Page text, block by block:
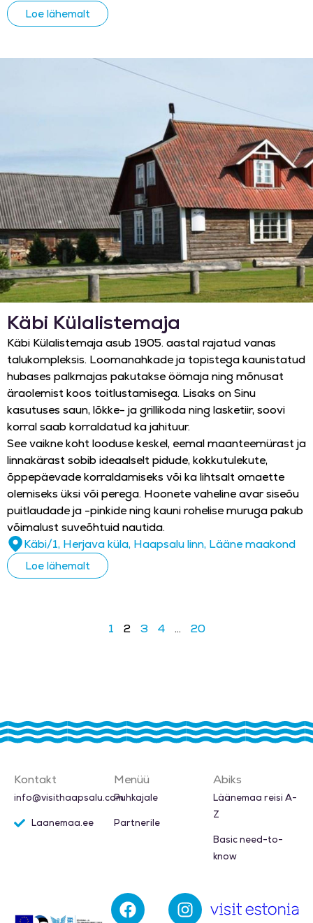
Loe lähemalt
Käbi Külalistemaja
Käbi Külalistemaja asub 1905. aastal rajatud vanas
talukompleksis. Loomanahkade ja topistega kaunistatud
hubases palkmajas pakutakse öömaja ning mõnusat
äraolemist koos toitlustamisega. Lisaks on Sinu
kasutuses saun, lõkke- ja grillikoda ning lasketiir, soovi
korral saab korraldatud ka jahituur.
See vaikne koht looduse keskel, eemal maanteemürast ja
linnakärast sobib ideaalselt pidude, kokkutulekute,
õppepäevade korraldamiseks või ka lihtsalt omaette
olemiseks üksi või perega. Hoonete vaheline avar siseõu
puitlaudade ja -pinkide ning kauni rohelise muruga pakub
võimalust suveõhtuid nautida.
Käbi/1, Herjava küla, Haapsalu linn, Lääne maakond
Loe lähemalt
1 2 3 4 … 20
Kontakt
info@visithaapsalu.com
Laanemaa.ee
Menüü
Puhkajale
Partnerile
Abiks
Läänemaa reisi A-
Z
Basic need-to-
know